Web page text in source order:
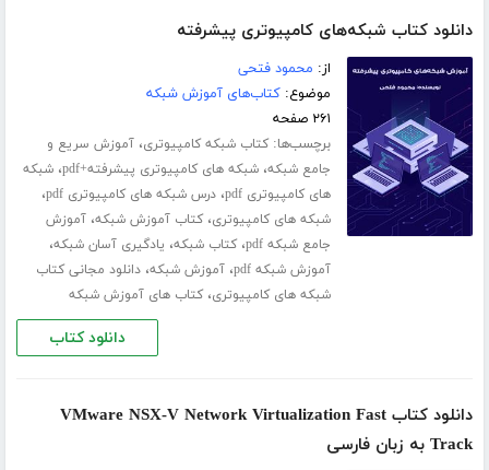
دانلود کتاب شبکه‌های کامپیوتری پیشرفته
از: محمود فتحی
موضوع:کتاب‌های آموزش شبکه
۲۶۱ صفحه
برچسب‌ها:کتاب شبکه کامپیوتری،آموزش سریع و
جامع شبکه،شبکه های کامپیوتری پیشرفته+pdf ،شبکه
های کامپیوتری pdf
،درس شبکه های کامپیوتری pdf ،
شبکه های کامپیوتری،کتاب آموزش شبکه،آموزش
جامع شبکه pdf
،کتاب شبکه، یادگیری آسان شبکه،
آموزش شبکه pdf ،آموزش شبکه،دانلود مجانی کتاب
شبکه های کامپیوتری،کتاب های آموزش شبکه
دانلود کتاب
دانلود کتاب VMware NSX-V Network Virtualization Fast
Track به زبان فارسی